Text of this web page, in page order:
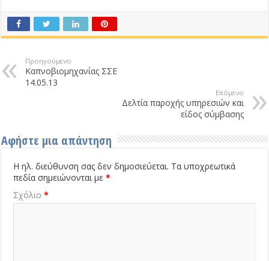
Προηγούμενο
Καπνοβιομηχανίας ΣΣΕ
14.05.13
Επόμενο
Δελτία παροχής υπηρεσιών και
είδος σύμβασης
Αφήστε μια απάντηση
Η ηλ. διεύθυνση σας δεν δημοσιεύεται. Τα υποχρεωτικά
πεδία σημειώνονται με*
Σχόλιο*